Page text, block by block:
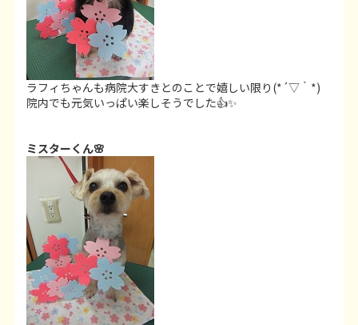
ラフィちゃんも病院大すきとのことで嬉しい限り(*´▽｀*)
院内でも元気いっぱい楽しそうでした👍✨
ミスターくん🌸